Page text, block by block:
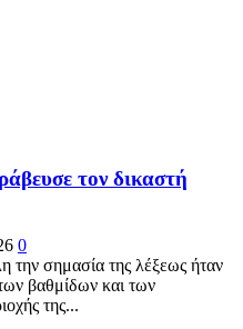
τον δικαστή
0
σημασία της λέξεως ήταν
βαθμίδων και των
της...